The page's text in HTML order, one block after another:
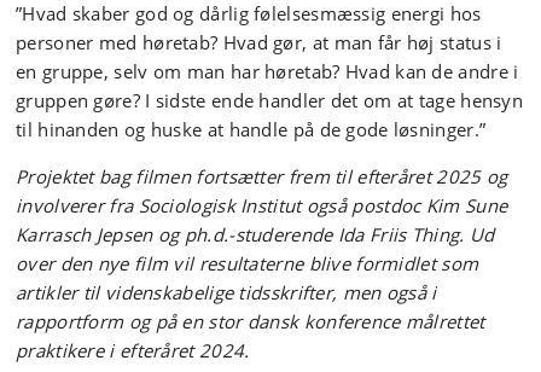
”Hvad skaber god og dårlig følelsesmæssig energi hos
personer med høretab? Hvad gør, at man får høj status i
en gruppe, selv om man har høretab? Hvad kan de andre i
gruppen gøre? I sidste ende handler det om at tage hensyn
til hinanden og huske at handle på de gode løsninger.”
Projektet bag filmen fortsætter frem til efteråret 2025 og
involverer fra Sociologisk Institut også postdoc Kim Sune
Karrasch Jepsen og ph.d.-studerende Ida Friis Thing. Ud
over den nye film vil resultaterne blive formidlet som
artikler til videnskabelige tidsskrifter, men også i
rapportform og på en stor dansk konference målrettet
praktikere i efteråret 2024.